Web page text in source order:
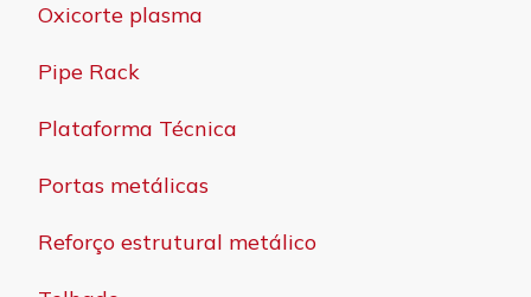
Oxicorte plasma
Pipe Rack
Plataforma Técnica
Portas metálicas
Reforço estrutural metálico